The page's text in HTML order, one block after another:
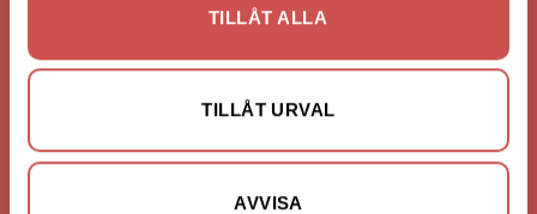
TILLÅT ALLA
TILLÅT URVAL
AVVISA
info@nilssonsilammhult.se
Kundtjänst